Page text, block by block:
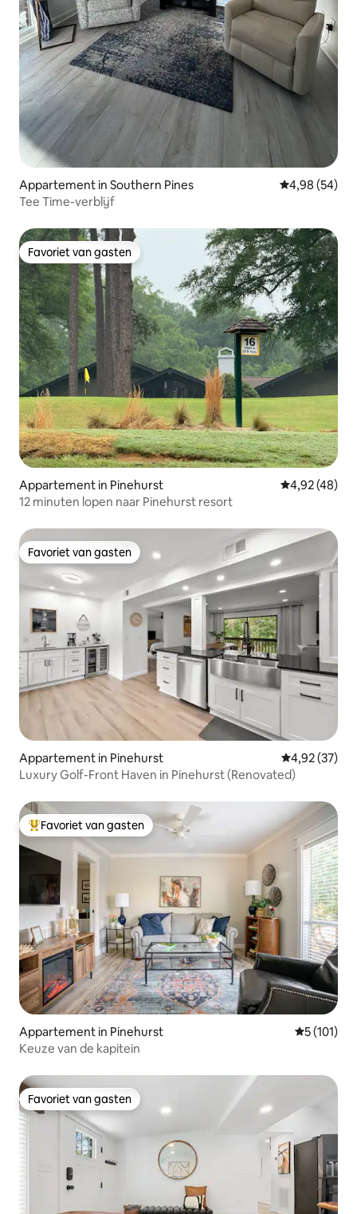
Appartement in Southern Pines Gemiddelde
4,98 (54)
Tee Time-verblijf
Favoriet van gasten
Favoriet van gasten
Appartement in Pinehurst Gemiddelde
4,92 (48)
12 minuten lopen naar Pinehurst resort
Favoriet van gasten
Favoriet van gasten
Appartement in Pinehurst Gemiddelde
4,92 (37)
Luxury Golf-Front Haven in Pinehurst (Renovated)
Topfavoriet van gasten
Favoriet van gasten
Appartement in Pinehurst
5 (101)
Keuze van de kapitein
Favoriet van gasten
Favoriet van gasten